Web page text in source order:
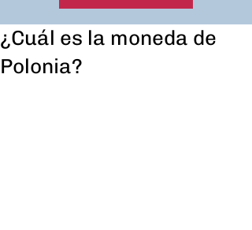
¿Cuál es la moneda de
Polonia?